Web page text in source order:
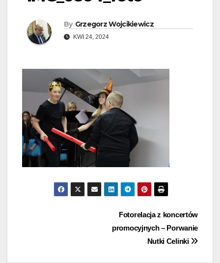
By Grzegorz Wojcikiewicz
KWI 24, 2024
Fotorelacja z koncertów
promocyjnych – Porwanie
Nutki Celinki